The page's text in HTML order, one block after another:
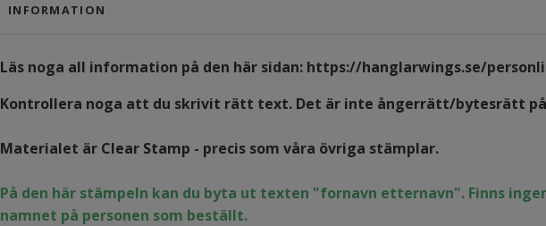
INFORMATION
Läs noga all information på den här sidan: https://hanglarwings.se/
Kontrollera noga att du skrivit rätt text. Det är inte ångerrätt/bytesrätt
Materialet är Clear Stamp - precis som våra övriga stämplar.
På den här stämpeln kan du byta ut texten "fornavn etternavn". Finns
namnet på personen som beställt.